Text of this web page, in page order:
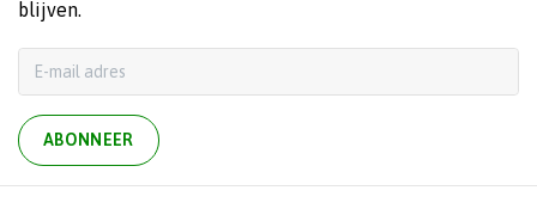
blijven.
ABONNEER